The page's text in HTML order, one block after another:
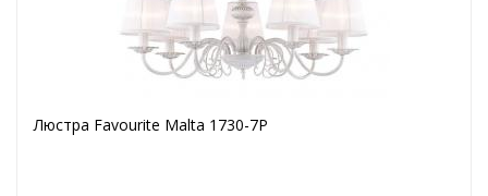
Люстра Favourite Malta 1730-7P